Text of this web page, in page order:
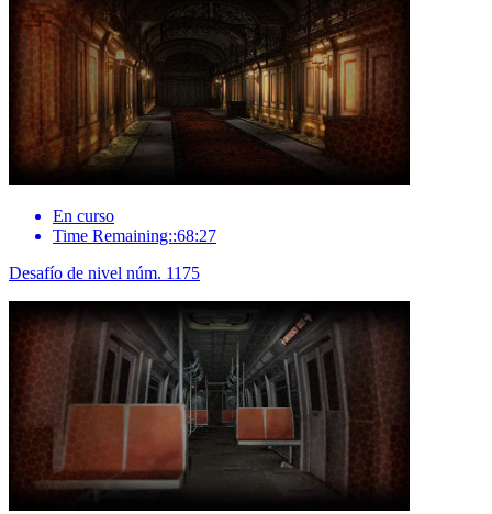
En curso
Time Remaining::68:27
Desafío de nivel núm. 1175